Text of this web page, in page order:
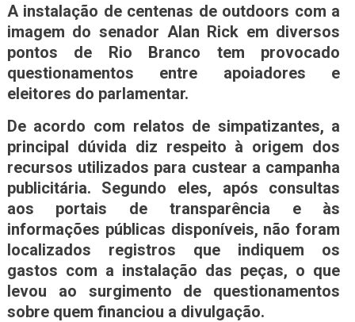
A instalação de centenas de outdoors com a
imagem do senador Alan Rick em diversos
pontos de Rio Branco tem provocado
questionamentos entre apoiadores e
eleitores do parlamentar.
De acordo com relatos de simpatizantes, a
principal dúvida diz respeito à origem dos
recursos utilizados para custear a campanha
publicitária. Segundo eles, após consultas
aos portais de transparência e às
informações públicas disponíveis, não foram
localizados registros que indiquem os
gastos com a instalação das peças, o que
levou ao surgimento de questionamentos
sobre quem financiou a divulgação.